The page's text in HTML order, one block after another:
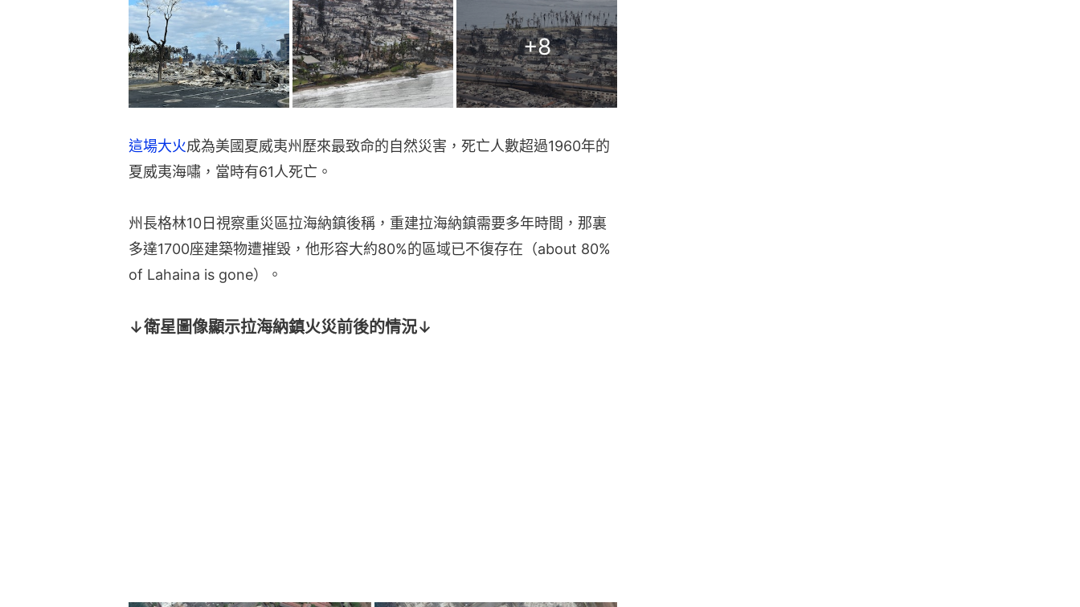
+8
這場大火成為美國夏威夷州歷來最致命的自然災害，死亡人數超過1960年的
夏威夷海嘯，當時有61人死亡。
州長格林10日視察重災區拉海納鎮後稱，重建拉海納鎮需要多年時間，那裏
多達1700座建築物遭摧毀，他形容大約80%的區域已不復存在（about 80%
of Lahaina is gone）。
↓衛星圖像顯示拉海納鎮火災前後的情況↓